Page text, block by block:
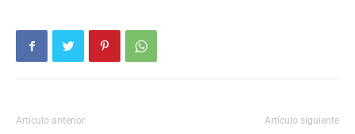
Artículo anterior Artículo siguiente